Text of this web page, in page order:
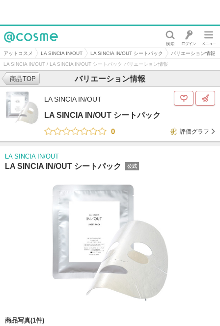
@cosme
アットコスメ LA SINCIA IN/OUT LA SINCIA IN/OUT シートパック
バリエーション情報
LA SINCIA IN/OUT / LA SINCIA IN/OUT シートパック バリエーション情報
バリエーション情報
商品TOP
LA SINCIA IN/OUT
LA SINCIA IN/OUT シートパック
0
評価グラフ
LA SINCIA IN/OUT
LA SINCIA IN/OUT シートパック 公式
商品写真(1件)